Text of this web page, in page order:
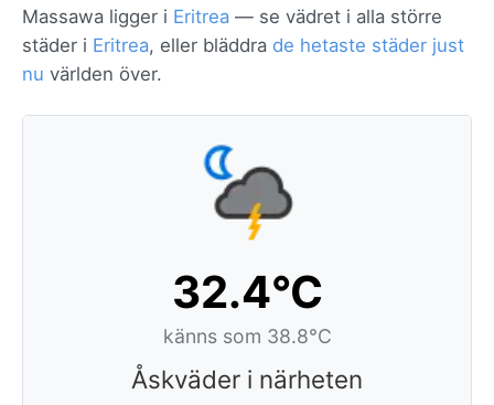
Massawa ligger i Eritrea — se vädret i alla större
städer i Eritrea, eller bläddra de hetaste städer just
nu världen över.
32.4°C
känns som 38.8°C
Åskväder i närheten